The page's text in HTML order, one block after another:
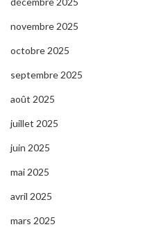
novembre 2025
octobre 2025
septembre 2025
août 2025
juillet 2025
juin 2025
mai 2025
avril 2025
mars 2025